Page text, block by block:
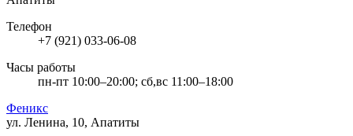
Телефон
+7 (921) 033-06-08
Часы работы
пн-пт 10:00–20:00; сб,вс 11:00–18:00
Феникс
ул. Ленина, 10, Апатиты